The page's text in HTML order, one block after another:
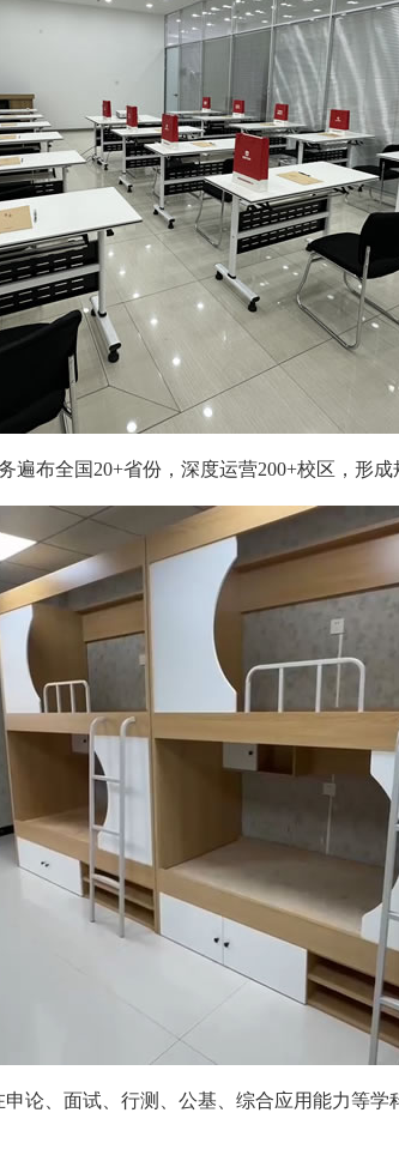
布全国20+省份，深度运营200+校区，形成
论、面试、行测、公基、综合应用能力等